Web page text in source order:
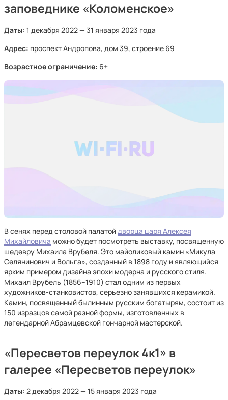
заповеднике «Коломенское»
Даты: 1 декабря 2022 — 31 января 2023 года
Адрес: проспект Андропова, дом 39, строение 69
Возрастное ограничение: 6+
В сенях перед столовой палатойдворца царя Алексея
Михайловича можно будет посмотреть выставку, посвященную
шедевру Михаила Врубеля. Это майоликовый камин «Микула
Селянинович и Вольга», созданный в 1898 году и являющийся
ярким примером дизайна эпохи модерна и русского стиля.
Михаил Врубель (1856–1910) стал одним из первых
художников-станковистов, серьезно занявшихся керамикой.
Камин, посвященный былинным русским богатырям, состоит из
150 изразцов самой разной формы, изготовленных в
легендарной Абрамцевской гончарной мастерской.
«Пересветов переулок 4к1» в
галерее «Пересветов переулок»
Даты: 2 декабря 2022 — 15 января 2023 года